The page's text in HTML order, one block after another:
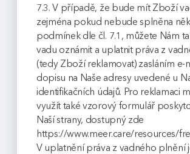
7.3. V případě, že bude mít Zboží
zejména pokud nebude splněna
podmínek dle čl. 7.1, můžete Nám
vadu oznámit a uplatnit práva z
(tedy Zboží reklamovat) zasláním e-
dopisu na Naše adresy uvedené u
identifikačních údajů. Pro reklamaci
využít také vzorový formulář
Naší strany, dostupný zde
https://www.meer.care/resources/
V uplatnění práva z vadného plnění